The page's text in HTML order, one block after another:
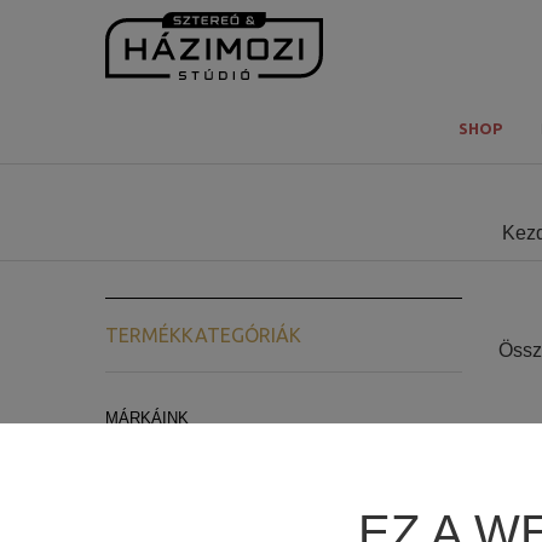
SHOP
TERMÉKKATEGÓRIÁK
MÁRKÁINK